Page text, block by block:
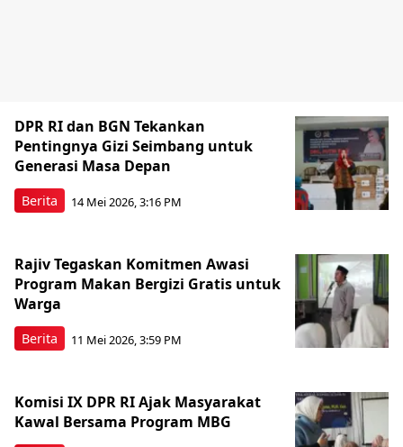
Berita
DPR RI dan BGN Tekankan
Pentingnya Gizi Seimbang untuk
Generasi Masa Depan
14 Mei 2026, 3:16 PM
Berita
Rajiv Tegaskan Komitmen Awasi
Program Makan Bergizi Gratis untuk
Warga
11 Mei 2026, 3:59 PM
Komisi IX DPR RI Ajak Masyarakat
Kawal Bersama Program MBG